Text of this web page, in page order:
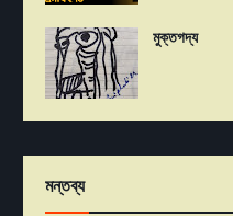
মুক্তগদ্য
মন্তব্য